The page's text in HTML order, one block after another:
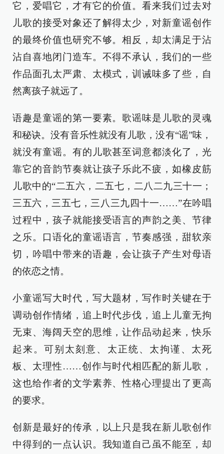
它，爱唱它，才有它的价值。看来我们过去对
儿歌的接受对象还了解得太少，对新童谣创作
的最终价值也研究不够。相反，却太满足于沾
沾自喜地闭门造车。不得不承认，我们的一些
作品面孔太严肃、太模式，训诫味多了些，自
然离孩子就远了。
语趣是童谣的第一要素。歌谣味是儿歌的灵魂
和秘诀。没有音乐性就没有儿歌，没有“谣”味，
就没有童谣。有的儿歌甚至词意都淡化了，光
靠它的音韵节奏就让孩子乐此不疲，如橡皮筋
儿歌中的“二五六，二五七，二八二九三十一；
三五六，三五七，三八三九四十一……”在吟唱
过程中，孩子就能接受语言的声韵之美、节律
之乐。口语化的童谣语言，节奏感强，甜软亲
切，吟唱中带来的语趣，会让孩子产生对母语
的依恋之情。
小童谣写大时代，写大题材，写作时关键在于
调动创作情绪，追上时代步伐，追上儿童无拘
无束、海阔天空的思维，让作品动起来，快乐
起来。可别太刻意、太正统、太拘谨、太死
板、太理性……创作与时代相匹配的新儿歌，
这也给作者的文学素养、性格心理提出了更高
的要求。
创新是最好的传承，以上只是我在新儿歌创作
中得到的一点认识。我知道自己虽不能至，却